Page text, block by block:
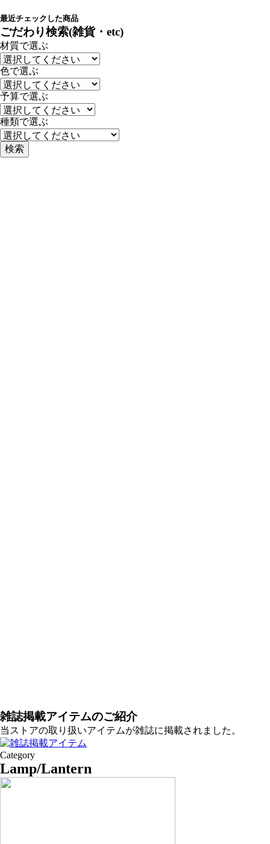
最近チェックした商品
ごだわり検索(雑貨・etc)
材質で選ぶ
色で選ぶ
予算で選ぶ
種類で選ぶ
雑誌掲載アイテムのご紹介
当ストアの取り扱いアイテムが雑誌に掲載されました。
Category
Lamp/Lantern